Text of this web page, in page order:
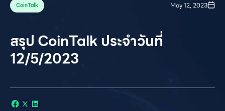
CoinTalk May 12, 2023
สรุป CoinTalk ประจำวันที่
12/5/2023